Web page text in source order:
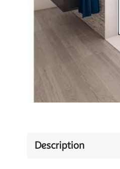
Description